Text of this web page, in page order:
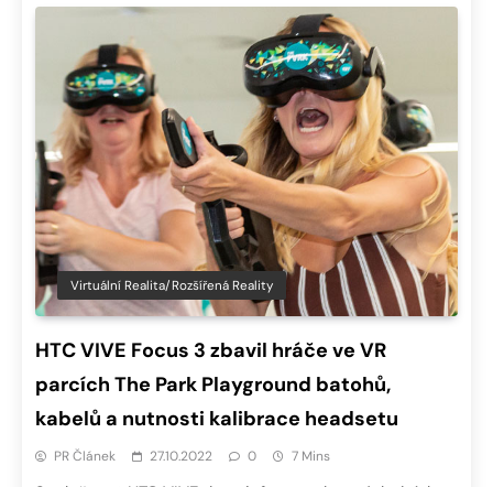
Virtuální Realita/Rozšířená Reality
HTC VIVE Focus 3 zbavil hráče ve VR
parcích The Park Playground batohů,
kabelů a nutnosti kalibrace headsetu
PR Článek 27.10.2022 0 7 Mins